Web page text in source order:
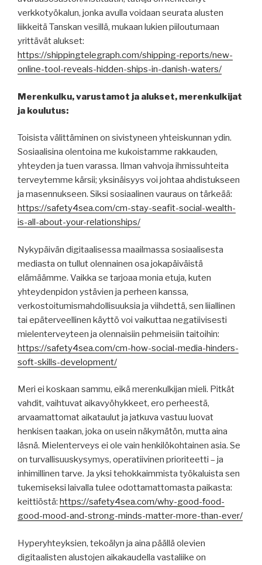
verkkotyökalun, jonka avulla voidaan seurata alusten
liikkeitä Tanskan vesillä, mukaan lukien piiloutumaan
yrittävät alukset:
https://shippingtelegraph.com/shipping-reports/new-
online-tool-reveals-hidden-ships-in-danish-waters/
Merenkulku, varustamot ja alukset, merenkulkijat
ja koulutus:
Toisista välittäminen on sivistyneen yhteiskunnan ydin.
Sosiaalisina olentoina me kukoistamme rakkauden,
yhteyden ja tuen varassa. Ilman vahvoja ihmissuhteita
terveytemme kärsii; yksinäisyys voi johtaa ahdistukseen
ja masennukseen. Siksi sosiaalinen vauraus on tärkeää:
https://safety4sea.com/cm-stay-seafit-social-wealth-
is-all-about-your-relationships/
Nykypäivän digitaalisessa maailmassa sosiaalisesta
mediasta on tullut olennainen osa jokapäiväistä
elämäämme. Vaikka se tarjoaa monia etuja, kuten
yhteydenpidon ystävien ja perheen kanssa,
verkostoitumismahdollisuuksia ja viihdettä, sen liiallinen
tai epäterveellinen käyttö voi vaikuttaa negatiivisesti
mielenterveyteen ja olennaisiin pehmeisiin taitoihin:
https://safety4sea.com/cm-how-social-media-hinders-
soft-skills-development/
Meri ei koskaan sammu, eikä merenkulkijan mieli. Pitkät
vahdit, vaihtuvat aikavyöhykkeet, ero perheestä,
arvaamattomat aikataulut ja jatkuva vastuu luovat
henkisen taakan, joka on usein näkymätön, mutta aina
läsnä. Mielenterveys ei ole vain henkilökohtainen asia. Se
on turvallisuuskysymys, operatiivinen prioriteetti – ja
inhimillinen tarve. Ja yksi tehokkaimmista työkaluista sen
tukemiseksi laivalla tulee odottamattomasta paikasta:
keittiöstä: https://safety4sea.com/why-good-food-
good-mood-and-strong-minds-matter-more-than-ever/
Hyperyhteyksien, tekoälyn ja aina päällä olevien
digitaalisten alustojen aikakaudella vastaliike on